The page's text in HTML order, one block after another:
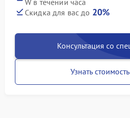
Скидка для вас до 20%
Консультация со
Узнать